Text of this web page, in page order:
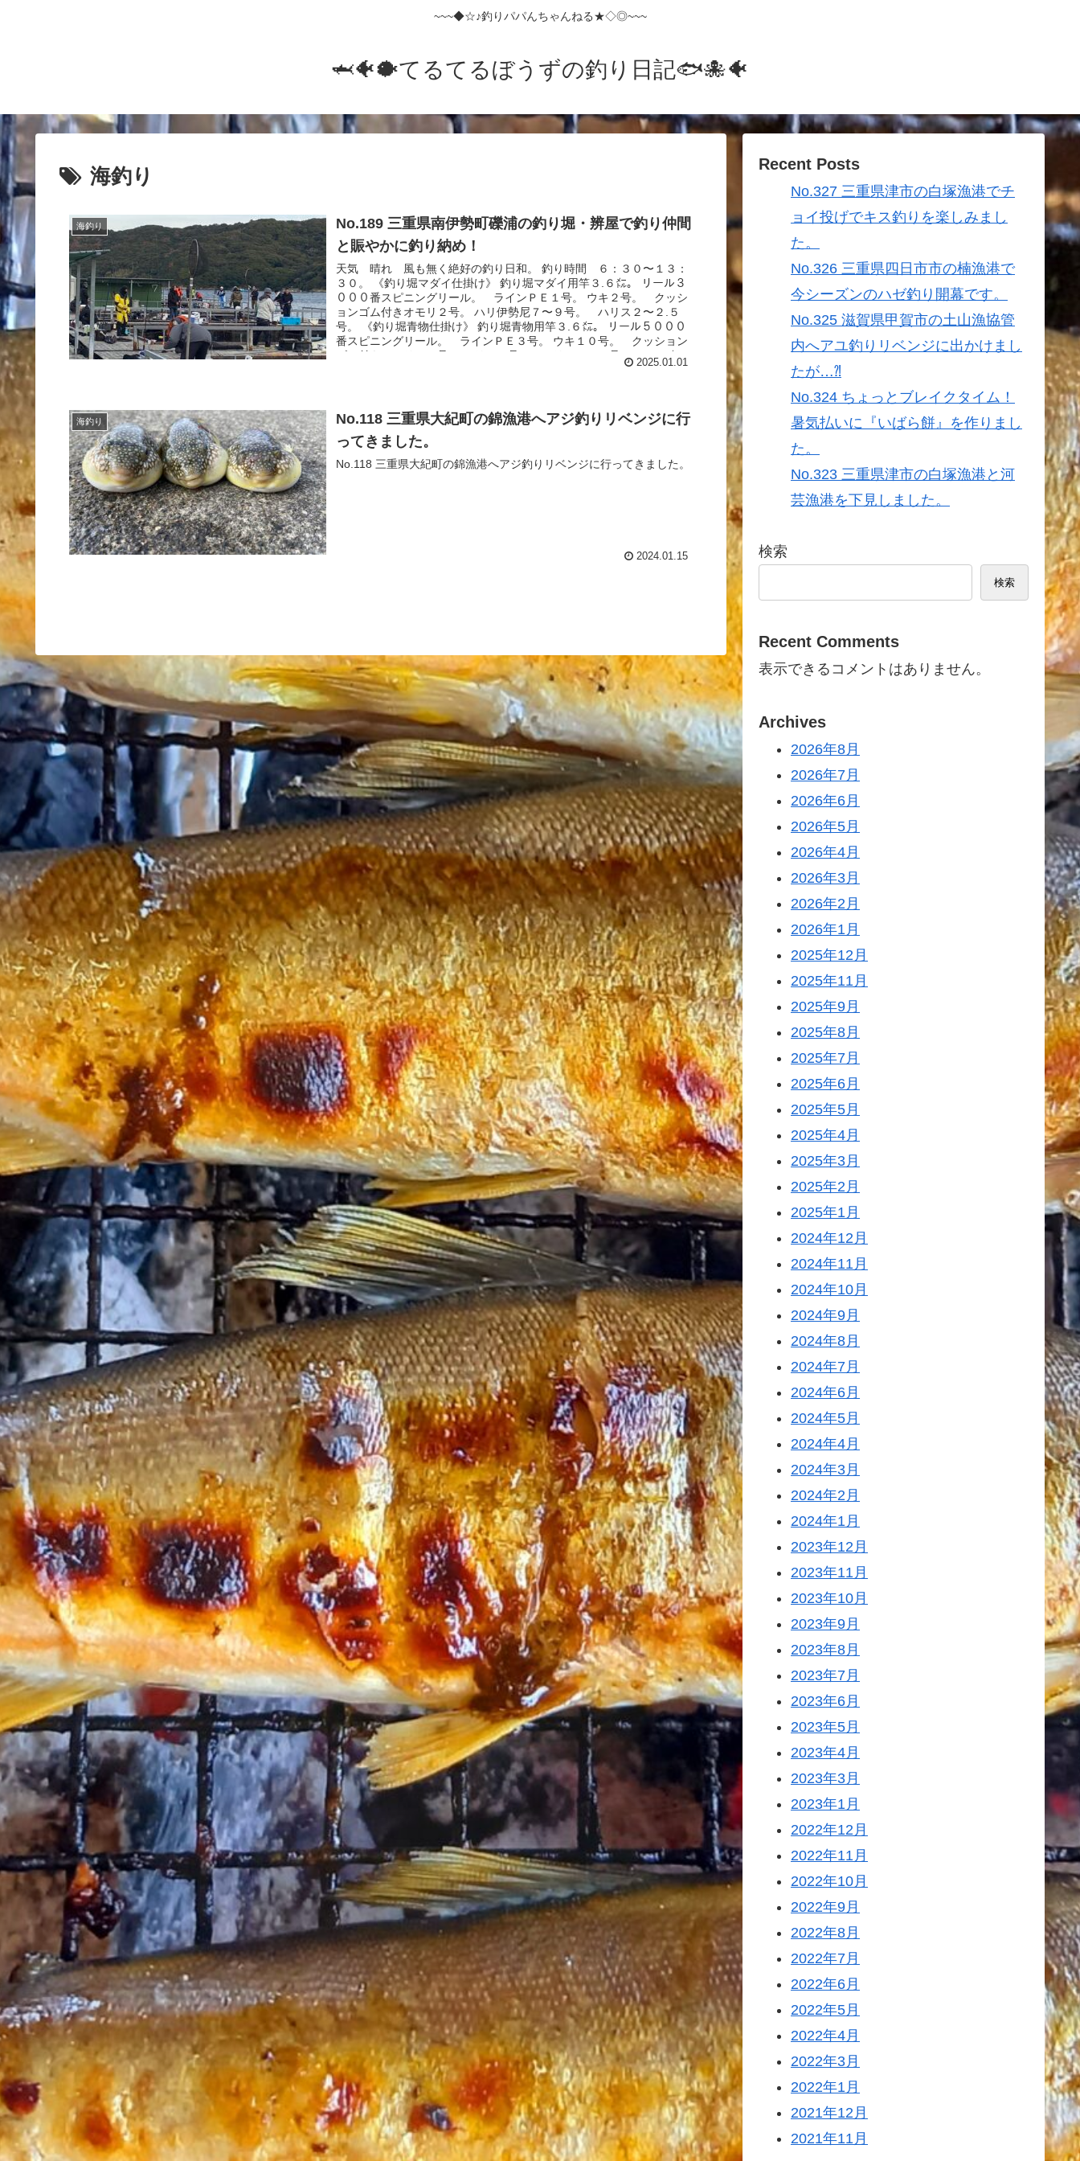
~~~◆☆♪釣りパパんちゃんねる★◇◎~~~
🦈🐠🐡てるてるぼうずの釣り日記🐟️🐙🐠
海釣り
海釣り
No.189 三重県南伊勢町礫浦の釣り堀・辨屋で釣り仲間
と賑やかに釣り納め！
天気 晴れ 風も無く絶好の釣り日和。 釣り時間 ６：３０〜１３：
３０。 《釣り堀マダイ仕掛け》 釣り堀マダイ用竿３.６㍍。 リール３
０００番スピニングリール。 ラインＰＥ１号。 ウキ２号。 クッシ
ョンゴム付きオモリ２号。 ハリ伊勢尼７〜９号。 ハリス２〜２.５
号。 《釣り堀青物仕掛け》 釣り堀青物用竿３.６㍍。 リール５０００
番スピニングリール。 ラインＰＥ３号。 ウキ１０号。 クッション
ゴム付きオモリ１０号。 ハリ１２号。 ハリス５〜６号１〜１.５㍍。
2025.01.01
海釣り
No.118 三重県大紀町の錦漁港へアジ釣りリベンジに行
ってきました。
No.118 三重県大紀町の錦漁港へアジ釣りリベンジに行ってきました。
2024.01.15
Recent Posts
No.327 三重県津市の白塚漁港でチ
ョイ投げでキス釣りを楽しみまし
た。
No.326 三重県四日市市の楠漁港で
今シーズンのハゼ釣り開幕です。
No.325 滋賀県甲賀市の土山漁協管
内へアユ釣りリベンジに出かけまし
たが…⁈
No.324 ちょっとブレイクタイム！
暑気払いに『いばら餅』を作りまし
た。
No.323 三重県津市の白塚漁港と河
芸漁港を下見しました。
検索
検索
Recent Comments
表示できるコメントはありません。
Archives
2026年8月
2026年7月
2026年6月
2026年5月
2026年4月
2026年3月
2026年2月
2026年1月
2025年12月
2025年11月
2025年9月
2025年8月
2025年7月
2025年6月
2025年5月
2025年4月
2025年3月
2025年2月
2025年1月
2024年12月
2024年11月
2024年10月
2024年9月
2024年8月
2024年7月
2024年6月
2024年5月
2024年4月
2024年3月
2024年2月
2024年1月
2023年12月
2023年11月
2023年10月
2023年9月
2023年8月
2023年7月
2023年6月
2023年5月
2023年4月
2023年3月
2023年1月
2022年12月
2022年11月
2022年10月
2022年9月
2022年8月
2022年7月
2022年6月
2022年5月
2022年4月
2022年3月
2022年1月
2021年12月
2021年11月